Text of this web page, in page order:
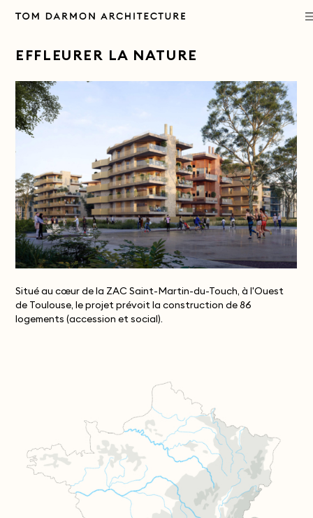
PROJECTS
APPROACH
PUBLICATIONS
CONTACT
EFFLEURER LA NATURE
Situé au cœur de la ZAC Saint-Martin-du-Touch, à l'Ouest
de Toulouse, le projet prévoit la construction de 86
logements (accession et social).